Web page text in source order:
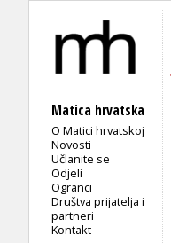
Matica hrvatska
O Matici hrvatskoj
Novosti
Učlanite se
Odjeli
Ogranci
Društva prijatelja i
partneri
Kontakt